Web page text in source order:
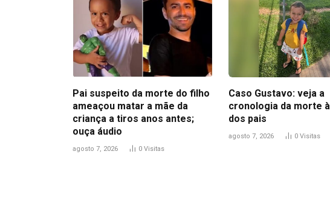
Pai suspeito da morte do filho
ameaçou matar a mãe da
criança a tiros anos antes;
ouça áudio
agosto 7, 2026 0 Visitas
Caso Gustavo: veja a
cronologia da morte
dos pais
agosto 7, 2026 0 Visitas